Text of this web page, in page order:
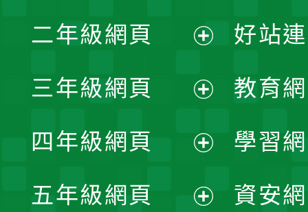
開
選
單
二年級網頁
開
選
單
三年級網頁
開
選
四年級網頁
五年級網頁
好站
教育
學習
資安